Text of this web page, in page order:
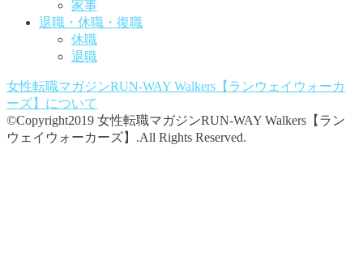
家事
退職・休職・復職
休職
退職
女性転職マガジンRUN-WAY Walkers【ランウェイウォーカ
ーズ】 について
©Copyright2019 女性転職マガジンRUN-WAY Walkers【ラン
ウェイウォーカーズ】.All Rights Reserved.